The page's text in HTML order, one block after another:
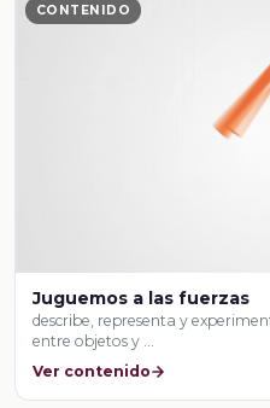
CONTENIDO
Juguemos a las fuerzas
describe, representa y
entre objetos y …
Ver contenido